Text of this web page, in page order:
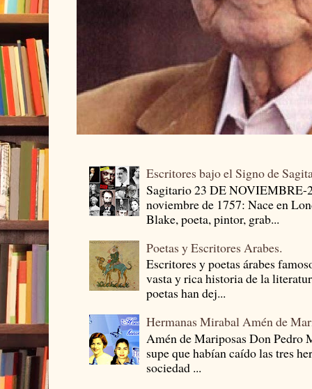
Escritores bajo el Signo de
Sagitario 23 DE
noviembre de 1757: Nace en
Blake, poeta, pintor, grab...
Poetas y Escritores Arabes.
Escritores y poetas árabes
vasta y rica historia de la
poetas han dej...
Hermanas Mirabal Amén de
Amén de Mariposas Don
supe que habían caído las tres
sociedad ...